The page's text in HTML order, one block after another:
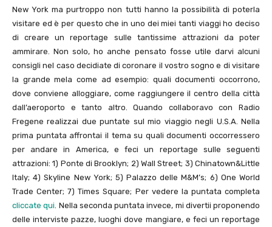
New York ma purtroppo non tutti hanno la possibilità di poterla
visitare ed è per questo che in uno dei miei tanti viaggi ho deciso
di creare un reportage sulle tantissime attrazioni da poter
ammirare. Non solo, ho anche pensato fosse utile darvi alcuni
consigli nel caso decidiate di coronare il vostro sogno e di visitare
la grande mela come ad esempio: quali documenti occorrono,
dove conviene alloggiare, come raggiungere il centro della città
dall’aeroporto e tanto altro. Quando collaboravo con Radio
Fregene realizzai due puntate sul mio viaggio negli U.S.A. Nella
prima puntata affrontai il tema su quali documenti occorressero
per andare in America, e feci un reportage sulle seguenti
attrazioni: 1) Ponte di Brooklyn; 2) Wall Street; 3) Chinatown&Little
Italy; 4) Skyline New York; 5) Palazzo delle M&M’s; 6) One World
Trade Center; 7) Times Square; Per vedere la puntata completa
cliccate qui. Nella seconda puntata invece, mi divertii proponendo
delle interviste pazze, luoghi dove mangiare, e feci un reportage